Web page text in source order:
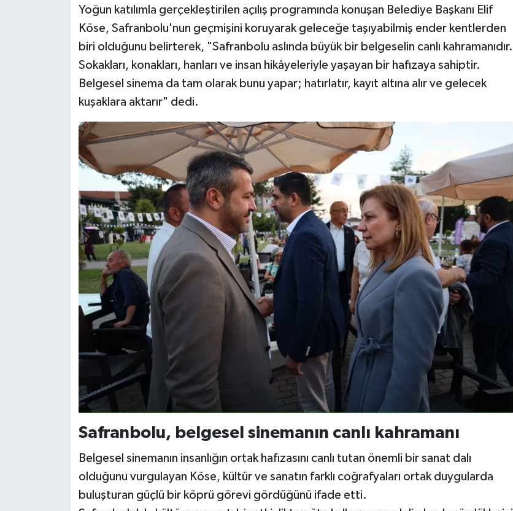
Yoğun katılımla gerçekleştirilen açılış programında konuşan Belediye Başkanı Elif
Köse, Safranbolu'nun geçmişini koruyarak geleceğe taşıyabilmiş ender kentlerden
biri olduğunu belirterek, "Safranbolu aslında büyük bir belgeselin canlı kahramanıdır.
Sokakları, konakları, hanları ve insan hikâyeleriyle yaşayan bir hafızaya sahiptir.
Belgesel sinema da tam olarak bunu yapar; hatırlatır, kayıt altına alır ve gelecek
kuşaklara aktarır" dedi.
Safranbolu, belgesel sinemanın canlı kahramanı
Belgesel sinemanın insanlığın ortak hafızasını canlı tutan önemli bir sanat dalı
olduğunu vurgulayan Köse, kültür ve sanatın farklı coğrafyaları ortak duygularda
buluşturan güçlü bir köprü görevi gördüğünü ifade etti.